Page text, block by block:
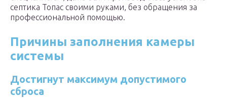
септика Топас своими руками, без обращения за
профессиональной помощью.
Причины заполнения камеры
системы
Достигнут максимум допустимого
сброса